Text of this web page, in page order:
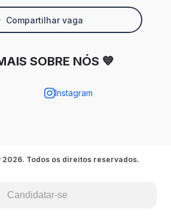
Compartilhar vaga
SOBRE NÓS 💙
Instagram
Candidatar-se
2026. Todos os direitos reservados.